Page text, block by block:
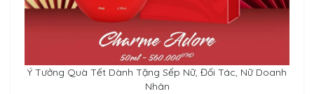
Ý Tưởng Quà Tết Dành Tặng Sếp Nữ, Đối Tác, Nữ Doanh
Nhân